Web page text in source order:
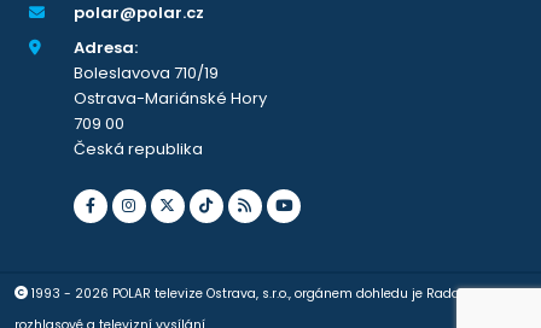
polar@polar.cz
Adresa:
Boleslavova 710/19
Ostrava-Mariánské Hory
709 00
Česká republika
1993 - 2026 POLAR televize Ostrava, s.r.o., orgánem dohledu je Rada pro